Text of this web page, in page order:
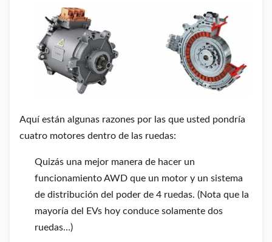
Aquí están algunas razones por las que usted pondría
cuatro motores dentro de las ruedas:
Quizás una mejor manera de hacer un
funcionamiento AWD que un motor y un sistema
de distribución del poder de 4 ruedas. (Nota que la
mayoría del EVs hoy conduce solamente dos
ruedas…)